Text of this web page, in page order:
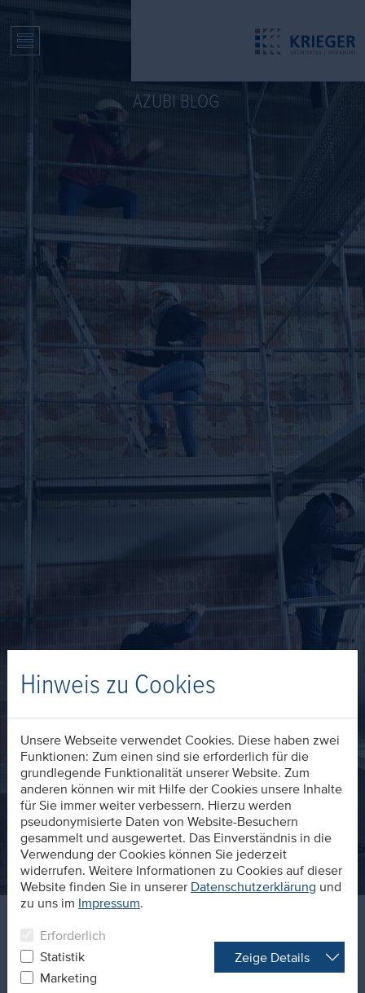
AZUBI BLOG
Ihr wollt genau wissen was euch erwartet? Das ist
unser Azubi-Blog. Hier berichten unsere Azubis von
Ihren Erfahrungen rund um die Ausbildung in
Hinweis zu Cookies
Unsere Webseite verwendet Cookies. Diese haben zwei
Funktionen: Zum einen sind sie erforderlich für die
grundlegende Funktionalität unserer Website. Zum
anderen können wir mit Hilfe der Cookies unsere Inhalte
für Sie immer weiter verbessern. Hierzu werden
pseudonymisierte Daten von Website-Besuchern
gesammelt und ausgewertet. Das Einverständnis in die
Verwendung der Cookies können Sie jederzeit
widerrufen. Weitere Informationen zu Cookies auf dieser
Website finden Sie in unserer Datenschutzerklärung und
zu uns im Impressum
Erforderlich
Statistik
Marketing
Zeige Details